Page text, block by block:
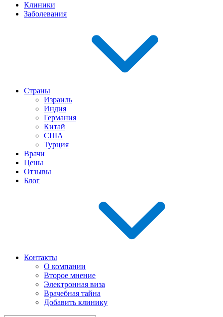
Клиники
Заболевания
Страны
Израиль
Индия
Германия
Китай
США
Турция
Врачи
Цены
Отзывы
Блог
Контакты
О компании
Второе мнение
Электронная виза
Врачебная тайна
Добавить клинику